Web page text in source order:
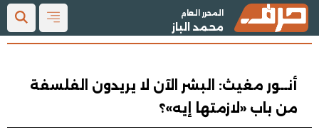
المحرر العام
محمد الباز
أنــور مغيث: البشر الآن لا يريدون الفلسفة
من باب «لازمتها إيه»؟